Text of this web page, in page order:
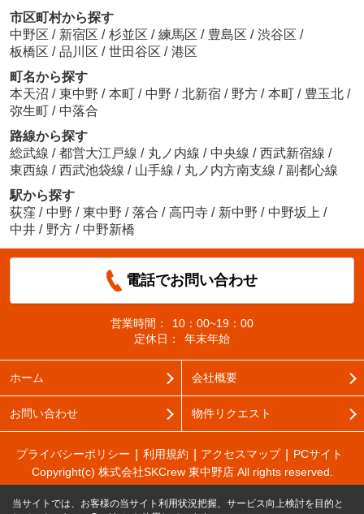
市区町村から探す
中野区 / 新宿区 / 杉並区 / 練馬区 / 豊島区 / 渋谷区 /
板橋区 / 品川区 / 世田谷区 / 港区
町名から探す
本天沼 / 東中野 / 本町 / 中野 / 北新宿 / 野方 / 本町 / 豊玉北 /
弥生町 / 中落合
路線から探す
総武線 / 都営大江戸線 / 丸ノ内線 / 中央線 / 西武新宿線 /
東西線 / 西武池袋線 / 山手線 / 丸ノ内方南支線 / 副都心線
駅から探す
荻窪 / 中野 / 東中野 / 落合 / 高円寺 / 新中野 / 中野坂上 /
中井 / 野方 / 中野新橋
電話でお問い合わせ
営業時間：
10：00~19：00
定休日：
年末年始
ホーム 会社概要
お問い合わせ 物件リクエスト
プライバシーポリシー 利用規約 アクセスマップ
PCサイト
Copyright(c) 株式会社SKCrew 東中野店 All rights reserved.
当サイトでは、お客様の当サイト利用状況把握、サービス向上検討を目的と